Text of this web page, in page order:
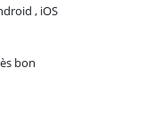
, iOS
bon